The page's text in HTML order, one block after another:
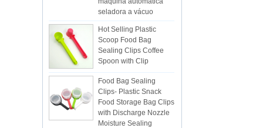
Scoop Food Bag
Sealing Clips Coffee
Spoon with Clip
Clips- Plastic Snack
Food Storage Bag Clips
with Discharge Nozzle
Moisture Sealing
Clamp with Pour